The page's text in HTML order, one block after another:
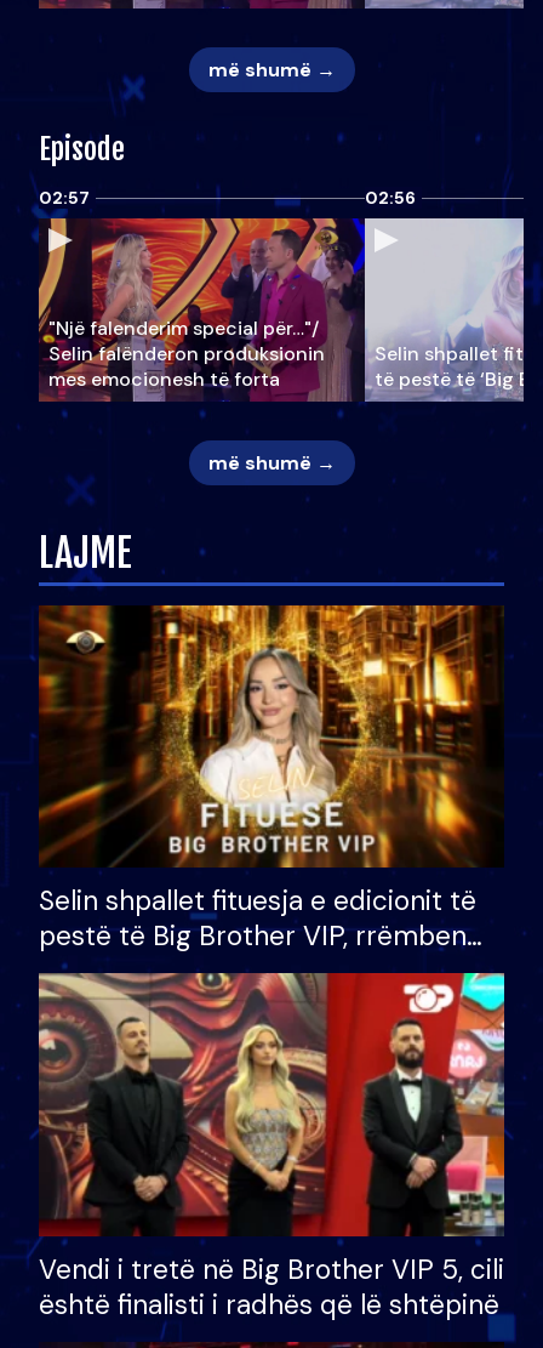
më shumë →
Episode
02:57
"Një falenderim special për…"/
Selin falënderon produksionin
mes emocionesh të forta
02:56
Selin shpallet
të pestë të ‘Big
më shumë →
LAJME
Selin shpallet fituesja e edicionit të
pestë të Big Brother VIP, rrëmben
çmimin e madh prej 100 mijë eurosh
Vendi i tretë në Big Brother VIP 5, cili
është finalisti i radhës që lë shtëpinë